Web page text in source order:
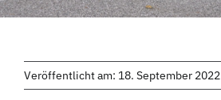
Termine
Touren
Veröffentlicht am: 18. September 2022